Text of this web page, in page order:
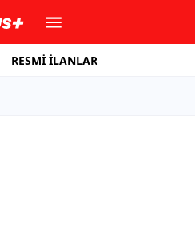
RESMİ İLANLAR